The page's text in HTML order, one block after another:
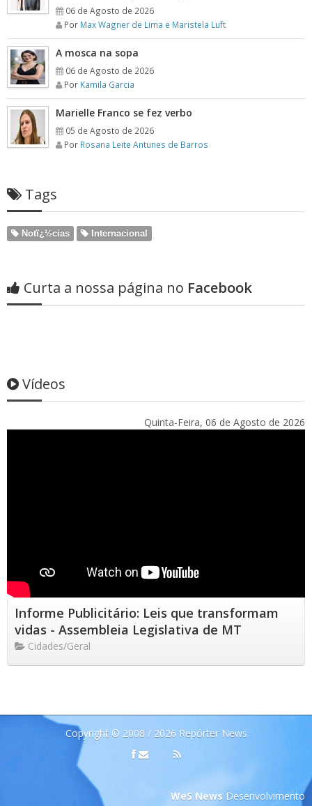
06 de Agosto de 2026
Por Max Wagner de Lima e Maristela Luft
A mosca na sopa
06 de Agosto de 2026
Por Kamila Garcia
Marielle Franco se fez verbo
05 de Agosto de 2026
Por Rosana Leite Antunes de Barros
Tags
Notï¿½cias Internacional
Curta a nossa página no Facebook
Vídeos
Quinta-Feira, 06 de Agosto de 2026
Informe Publicitário: Leis que transformam
vidas - Assembleia Legislativa de MT
Cidades/Geral
Copyright © 2008 / 2026 Repórter News
WeS News Desenvolvimento